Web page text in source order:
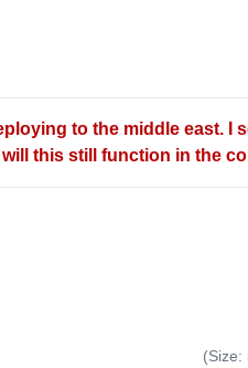
to the middle east. I
this still function in the
(Size: